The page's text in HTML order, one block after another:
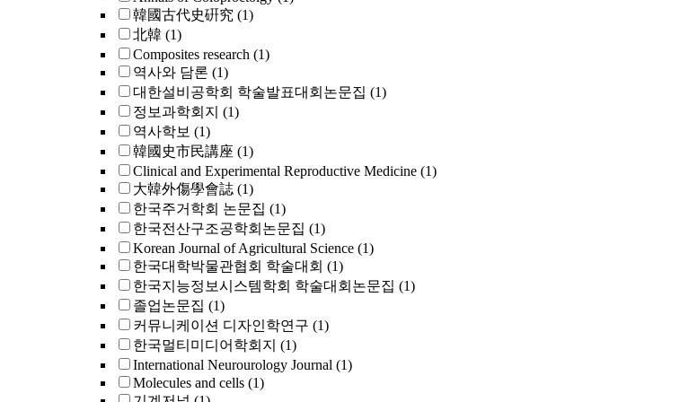
韓國古代史硏究 (1)
北韓 (1)
Composites research (1)
역사와 담론 (1)
대한설비공학회 학술발표대회논문집 (1)
정보과학회지 (1)
역사학보 (1)
韓國史市民講座 (1)
Clinical and Experimental Reproductive Medicine (1)
大韓外傷學會誌 (1)
한국주거학회 논문집 (1)
한국전산구조공학회논문집 (1)
Korean Journal of Agricultural Science (1)
한국대학박물관협회 학술대회 (1)
한국지능정보시스템학회 학술대회논문집 (1)
졸업논문집 (1)
커뮤니케이션 디자인학연구 (1)
한국멀티미디어학회지 (1)
International Neurourology Journal (1)
Molecules and cells (1)